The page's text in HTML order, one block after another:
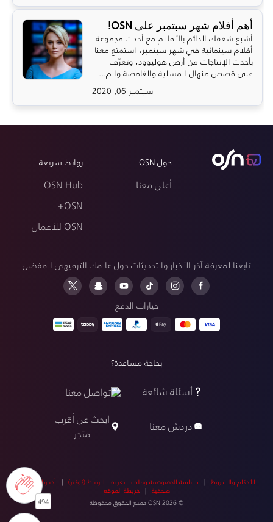
494
أهم أفلام شهر سبتمبر على OSN!
أشبع شغفك الدائم بالأفلام مع أحدث مجموعة
أفلام سينمائية في شهر سبتمبر، استمتع معنا
بأحدث الإنتاجات من أرض هوليوود، وتعرّف
على قصص منهال المسلية والغامضة والم...
سبتمبر 06, 2020
حول OSN
أعلن معنا
روابط سريعة
OSN Hub
OSN+
OSN للأعمال
تابعنا لمعرفة آخر الأخبار والتحديثات حول عالمك الترفيهي المفضل
خيارات الدفع
بحاجة مساعدة؟
أسئلة شائعة
تواصل معنا
دردش معنا
ابحث عن أقرب
متجر
الأحكام والشروط | سياسة الخصوصية وملفات تعريف الارتباط (كوكيز) | أخبارنا|أخبار
صحفية |خريطة الموقع
© OSN 2026 جميع الحقوق محفوظة